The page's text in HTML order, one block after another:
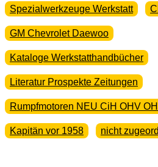
Spezialwerkzeuge Werkstatt
GM Chevrolet Daewoo
Kataloge Werkstatthandbücher
Literatur Prospekte Zeitungen
Rumpfmotoren NEU CiH OHV
Kapitän vor 1958 nicht